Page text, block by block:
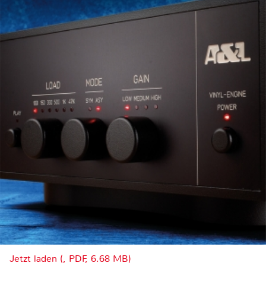
Jetzt laden (, PDF, 6.68 MB)